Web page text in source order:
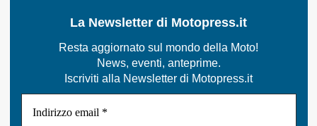
podio
La Newsletter di Motopress.it
Resta aggiornato sul mondo della Moto!
News, eventi, anteprime.
Iscriviti alla Newsletter di Motopress.it